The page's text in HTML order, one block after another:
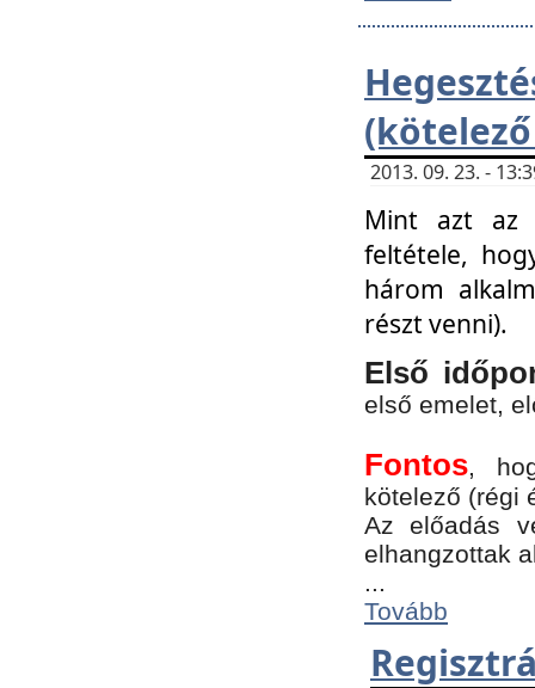
2013. 09. 23. -
Mint azt az
feltétele,
három
részt venni).
Első
első emelet,
Fontos,
kötelező (régi
Az előadás
elhangzottak
...
Tovább